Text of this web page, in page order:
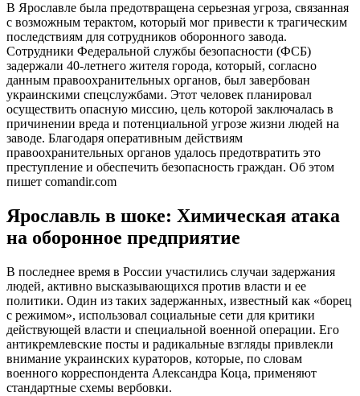
В Ярославле была предотвращена серьезная угроза, связанная
с возможным терактом, который мог привести к трагическим
последствиям для сотрудников оборонного завода.
Сотрудники Федеральной службы безопасности (ФСБ)
задержали 40-летнего жителя города, который, согласно
данным правоохранительных органов, был завербован
украинскими спецслужбами. Этот человек планировал
осуществить опасную миссию, цель которой заключалась в
причинении вреда и потенциальной угрозе жизни людей на
заводе. Благодаря оперативным действиям
правоохранительных органов удалось предотвратить это
преступление и обеспечить безопасность граждан. Об этом
пишет comandir.com
Ярославль в шоке: Химическая атака
на оборонное предприятие
В последнее время в России участились случаи задержания
людей, активно высказывающихся против власти и ее
политики. Один из таких задержанных, известный как «борец
с режимом», использовал социальные сети для критики
действующей власти и специальной военной операции. Его
антикремлевские посты и радикальные взгляды привлекли
внимание украинских кураторов, которые, по словам
военного корреспондента Александра Коца, применяют
стандартные схемы вербовки.